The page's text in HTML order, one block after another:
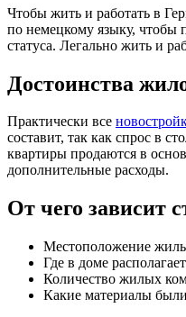
Чтобы жить и работать в
по немецкому языку, чтобы
статуса. Легально жить и
Достоинства
Практически все
составит, так как спрос в
квартиры продаются в
дополнительные расходы.
От чего зависит
Местоположение
Где в доме
Количество жилых
Какие материалы